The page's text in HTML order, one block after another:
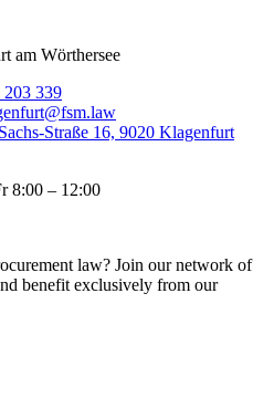
am Wörthersee
203 339
Straße 16, 9020 Klagenfurt
8:00 – 12:00
law? Join our network of
benefit exclusively from our